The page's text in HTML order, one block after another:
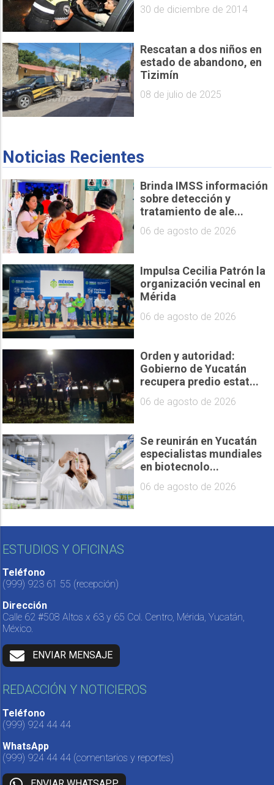
30 de diciembre de 2014
Rescatan a dos niños en
estado de abandono, en
Tizimín
08 de julio de 2025
Noticias Recientes
Brinda IMSS información
sobre detección y
tratamiento de ale...
06 de agosto de 2026
Impulsa Cecilia Patrón la
organización vecinal en
Mérida
06 de agosto de 2026
Orden y autoridad:
Gobierno de Yucatán
recupera predio estat...
06 de agosto de 2026
Se reunirán en Yucatán
especialistas mundiales
en biotecnolo...
06 de agosto de 2026
ESTUDIOS Y OFICINAS
Teléfono
(999) 923 61 55 (recepción)
Dirección
Calle 62 #508 Altos x 63 y 65 Col. Centro, Mérida, Yucatán,
México.
ENVIAR MENSAJE
REDACCIÓN Y NOTICIEROS
Teléfono
(999) 924 44 44
WhatsApp
(999) 924 44 44 (comentarios y reportes)